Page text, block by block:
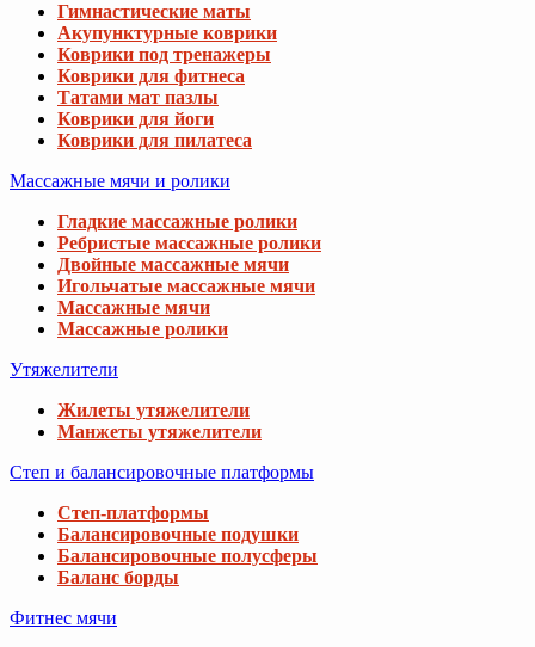
Гимнастические маты
Акупунктурные коврики
Коврики под тренажеры
Коврики для фитнеса
Татами мат пазлы
Коврики для йоги
Коврики для пилатеса
Массажные мячи и ролики
Гладкие массажные ролики
Ребристые массажные ролики
Двойные массажные мячи
Игольчатые массажные мячи
Массажные мячи
Массажные ролики
Утяжелители
Жилеты утяжелители
Манжеты утяжелители
Степ и балансировочные платформы
Степ-платформы
Балансировочные подушки
Балансировочные полусферы
Баланс борды
Фитнес мячи